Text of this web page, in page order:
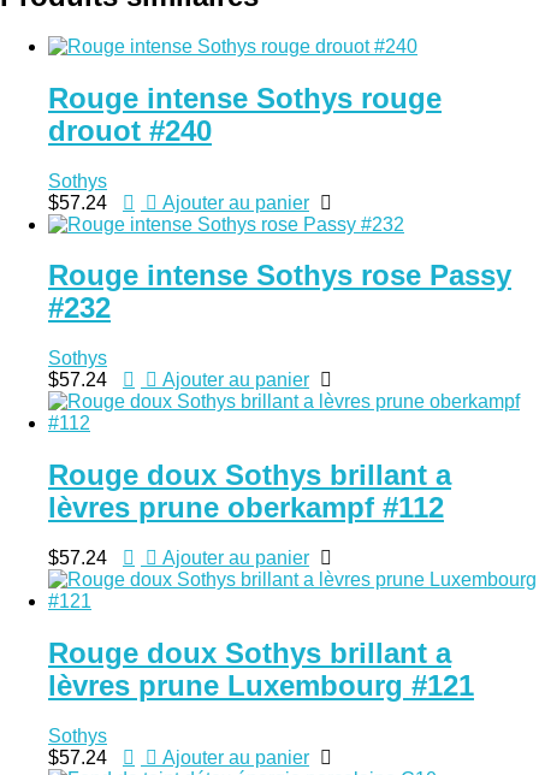
a
lèvres
rouge
grenelleRouge intense Sothys rouge
drouot #240
Sothys
$57.24 Ajouter au panier
Rouge intense Sothys rose Passy
#232
Sothys
$57.24 Ajouter au panier
Rouge doux Sothys brillant a
lèvres prune oberkampf #112
$57.24 Ajouter au panier
Rouge doux Sothys brillant a
lèvres prune Luxembourg #121
Sothys
$57.24 Ajouter au panier